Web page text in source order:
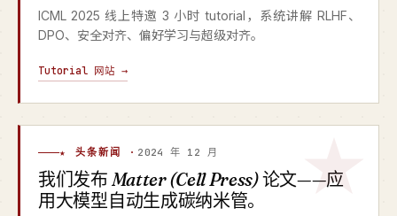
ICML 2025 线上特邀 3 小时 tutorial，系统讲解 RLHF、
DPO、安全对齐、偏好学习与超级对齐。
Tutorial 网站 →
★ 头条新闻 · 2024 年 12 月
我们发布 Matter (Cell Press)论文——应
用大模型自动生成碳纳米管。